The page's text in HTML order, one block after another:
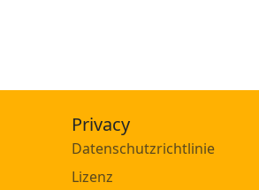
Privacy
Datenschutzrichtlinie
Lizenz